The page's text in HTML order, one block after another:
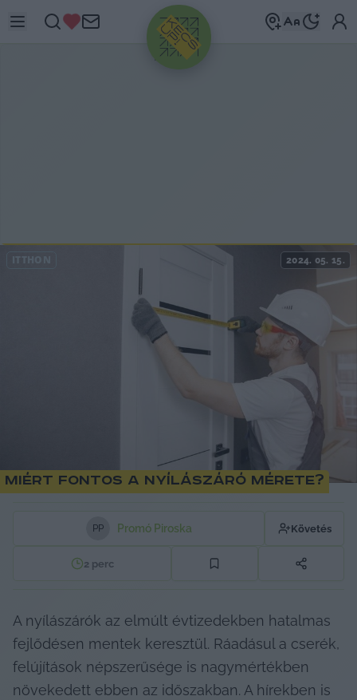
HIRDETÉS
ITTHON 2024. 05. 15.
Miért fontos a nyílászáró mérete?
PP Promó Piroska Követés
2 perc
A nyílászárók az elmúlt évtizedekben hatalmas
fejlődésen mentek keresztül. Ráadásul a cserék,
felújítások népszerűsége is nagymértékben
növekedett ebben az időszakban. A hírekben is